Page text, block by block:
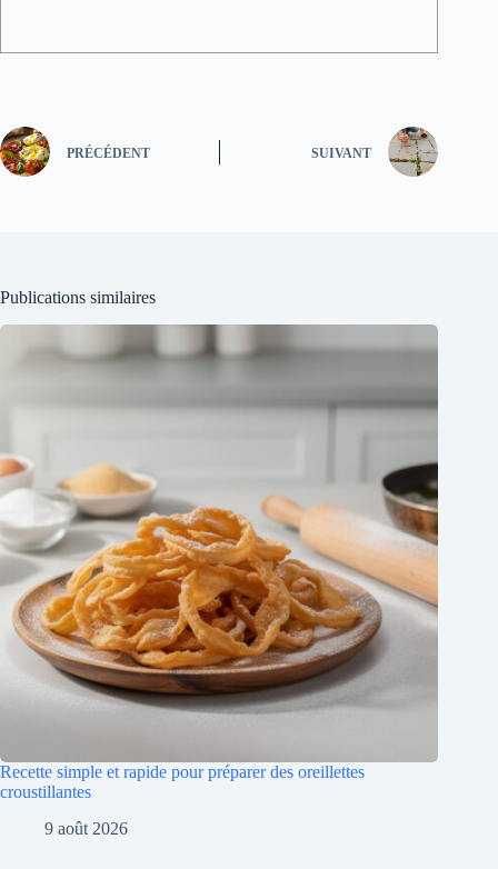
PRÉCÉDENT SUIVANT
Publications similaires
Recette simple et rapide pour préparer des oreillettes
croustillantes
9 août 2026